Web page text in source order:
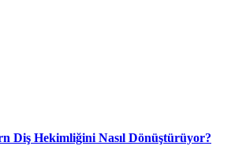
Diş Hekimliğini Nasıl Dönüştürüyor?